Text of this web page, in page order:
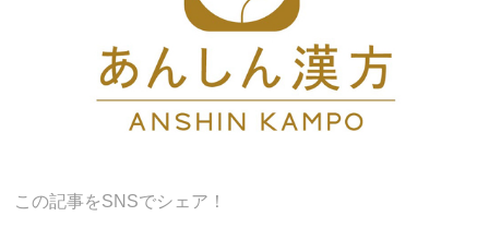
この記事をSNSでシェア！